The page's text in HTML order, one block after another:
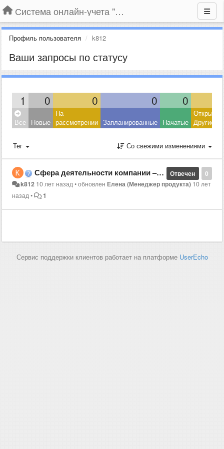
Система онлайн-учета "Большая Птица"
Профиль пользователя k812
Ваши запросы по статусу
1 0 0 0 0
Все Новые
На
рассмотрении Запланированные Начатые Другие
Тег Со свежими изменениями
0
Отвечен
Сфера деятельности компании – прокат оборудования
k812 10 лет назад•обновленЕлена (Менеджер продукта) 10 лет
назад• 1
Сервис поддержки клиентов работает на платформе UserEcho